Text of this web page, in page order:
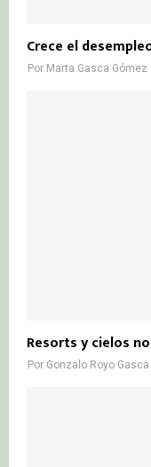
Crece el
Por Marta Gasca Gómez
Resorts y cielos
Por Gonzalo Royo Gasca